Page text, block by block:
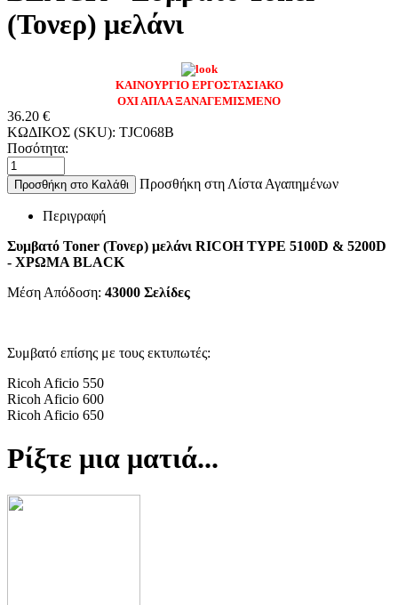
(Τονερ) μελάνι
ΚΑΙΝΟΥΡΓΙΟ ΕΡΓΟΣΤΑΣΙΑΚΟ
ΟΧΙ ΑΠΛΑ ΞΑΝΑΓΕΜΙΣΜΕΝΟ
36.20 €
ΚΩΔΙΚΟΣ (SKU): TJC068B
Ποσότητα:
Προσθήκη στο Καλάθι Προσθήκη στη Λίστα Αγαπημένων
Περιγραφή
Συμβατό Toner (Τονερ) μελάνι RICOH TYPE 5100D & 5200D
- ΧΡΩΜΑ BLACK
Μέση Απόδοση: 43000 Σελίδες
Συμβατό επίσης με τους εκτυπωτές:
Ricoh Aficio 550
Ricoh Aficio 600
Ricoh Aficio 650
Ρίξτε μια ματιά...